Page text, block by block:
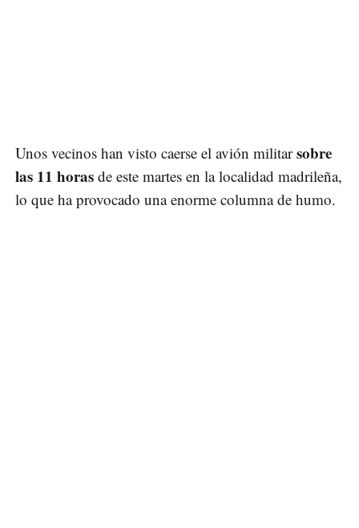
Unos vecinos han visto caerse el avión militarsobre
las 11 horas de este martes en la localidad madrileña,
lo que ha provocado una enorme columna de humo.